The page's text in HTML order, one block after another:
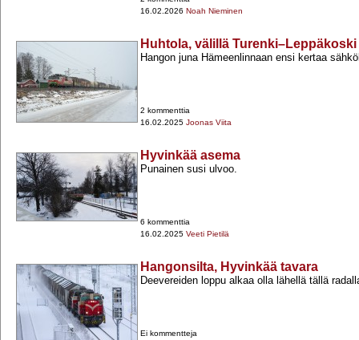
16.02.2026 Noah Nieminen
Huhtola, välillä
Hangon juna Hämeenlinnaan ensi kertaa
2 kommenttia
16.02.2025 Joonas Viita
Hyvinkää asema
Punainen susi ulvoo.
6 kommenttia
16.02.2025 Veeti Pietilä
Hangonsilta, Hyvinkää tavara
Deevereiden loppu alkaa olla lähellä tällä
Ei kommentteja